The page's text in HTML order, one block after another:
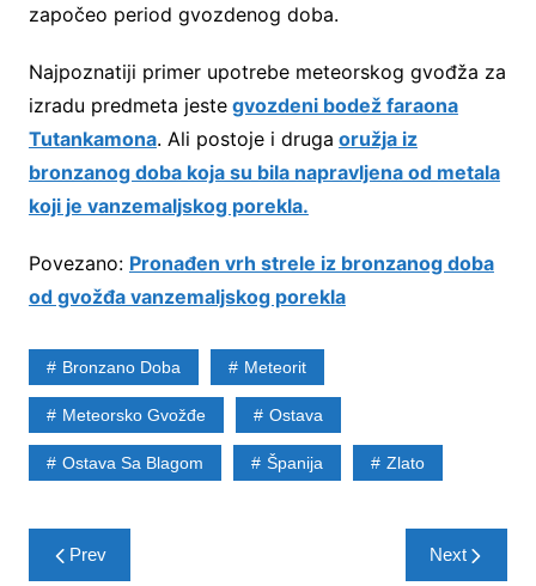
započeo period gvozdenog doba.
Najpoznatiji primer upotrebe meteorskog gvođža za
izradu predmeta jeste gvozdeni bodež faraona
Tutankamona. Ali postoje i druga oružja iz
bronzanog doba koja su bila napravljena od metala
koji je vanzemaljskog porekla.
Povezano: Pronađen vrh strele iz bronzanog doba
od gvožđa vanzemaljskog porekla
Bronzano Doba Meteorit
Meteorsko Gvožđe Ostava
Ostava Sa Blagom Španija Zlato
PostPrev Next